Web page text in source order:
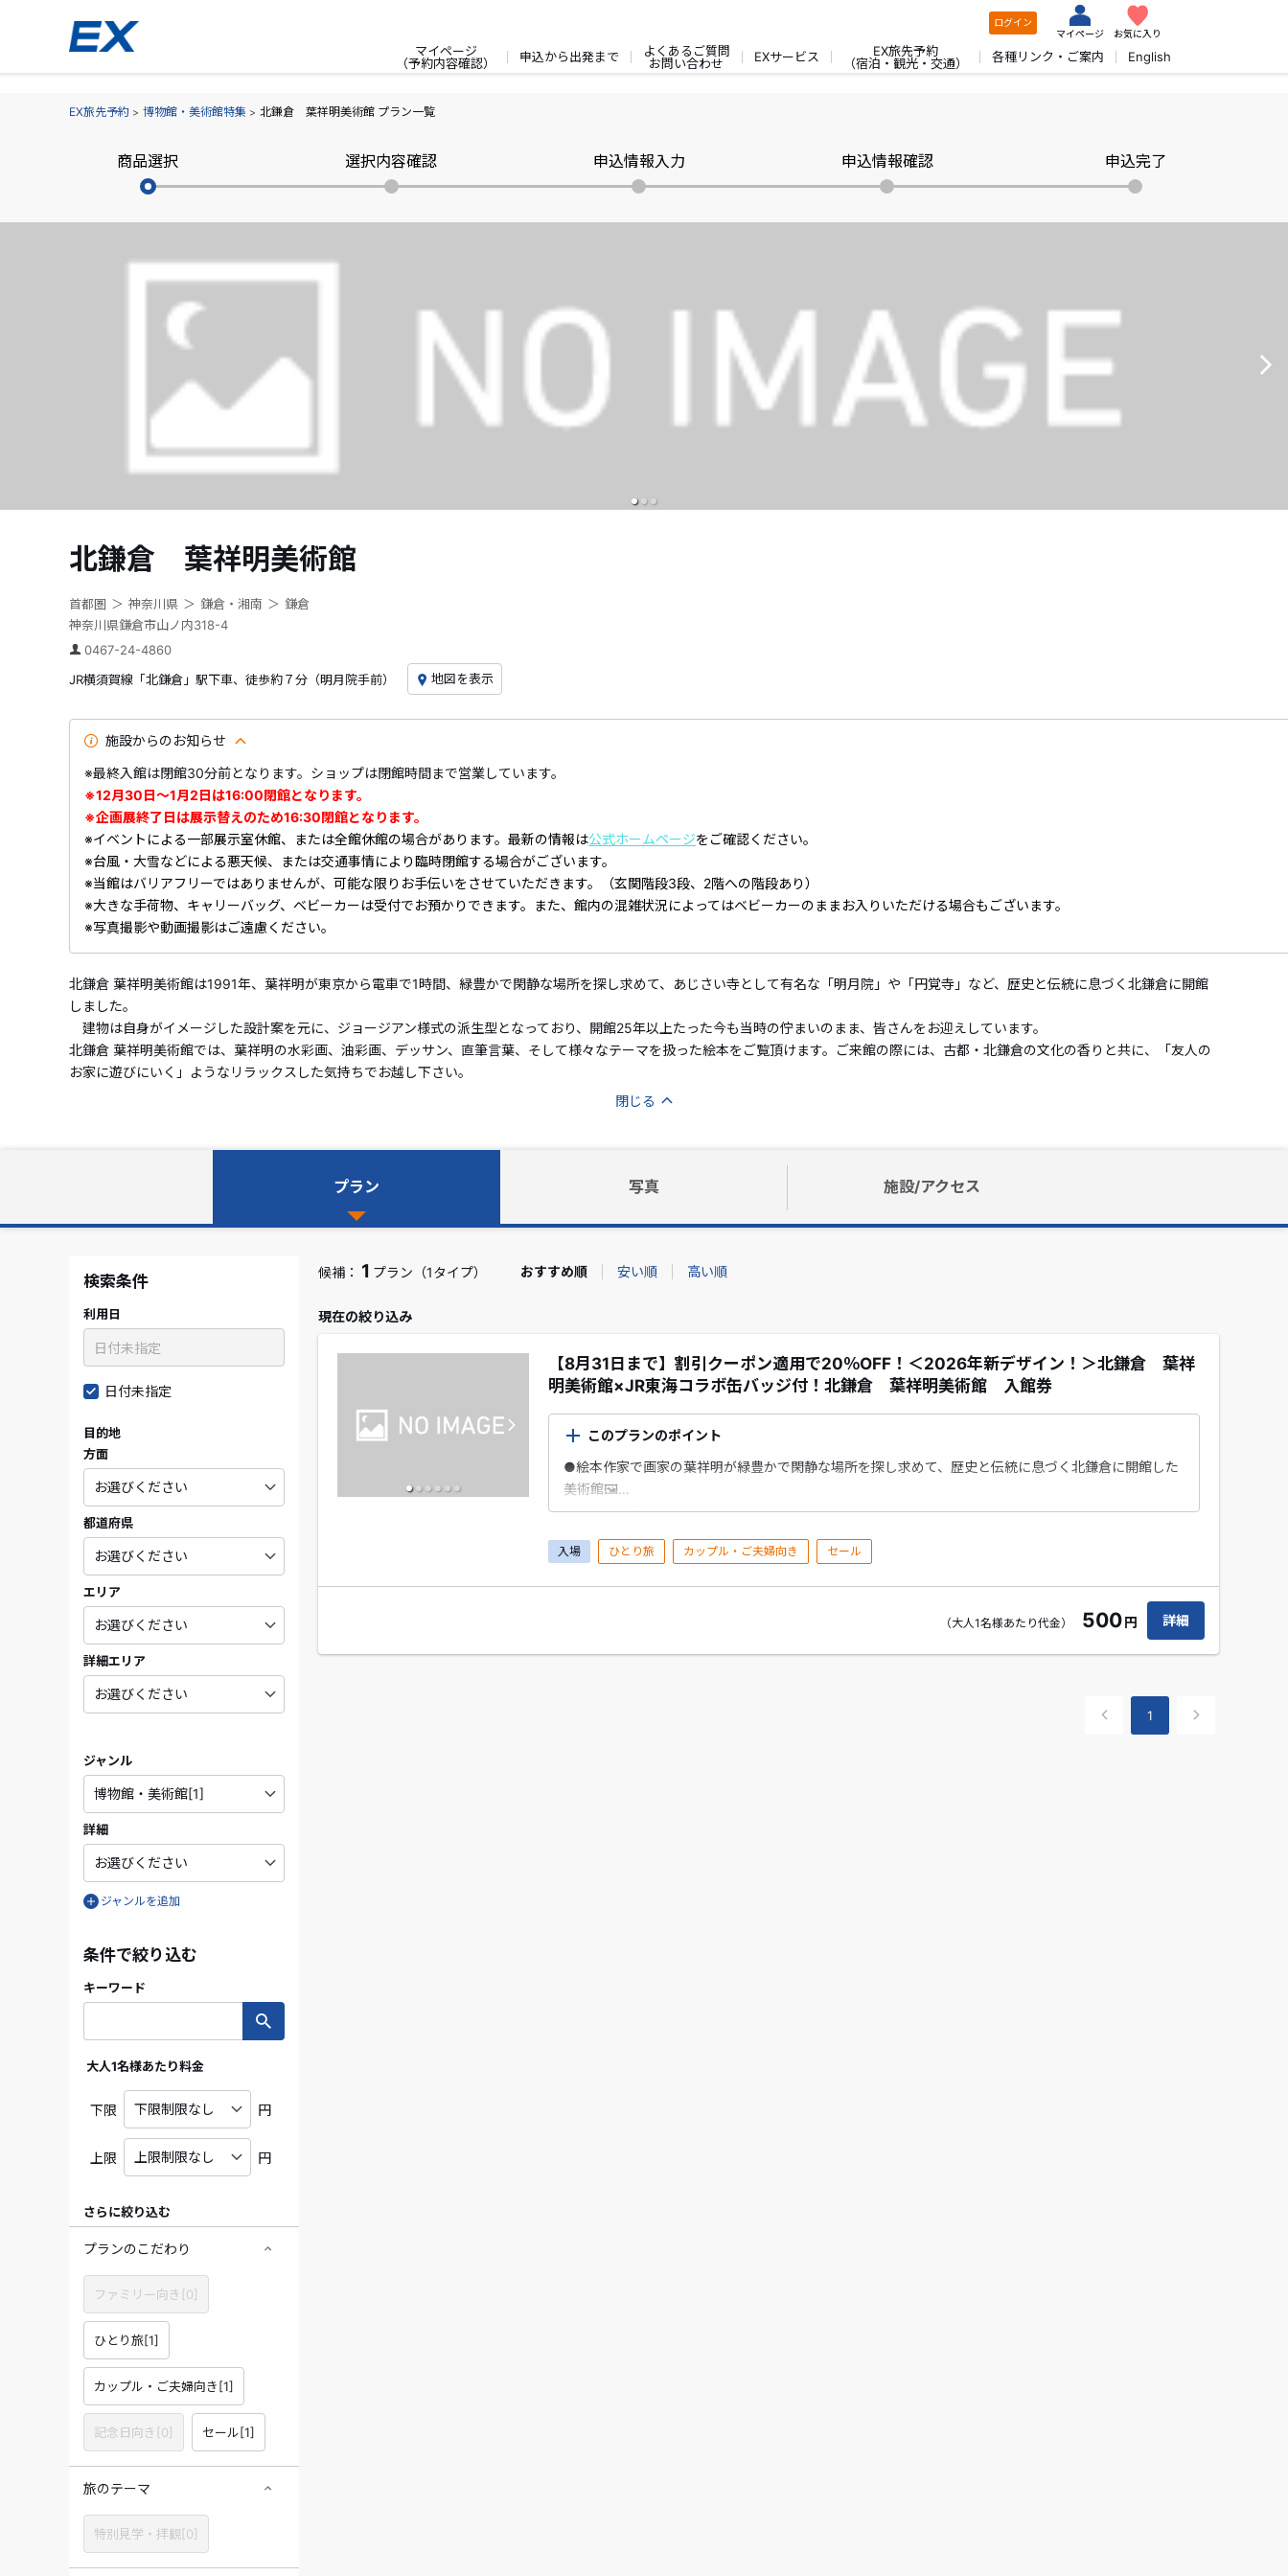
ログイン
マイページ
お気に入り
マイページ
（予約内容確認）
申込から出発まで
よくあるご質問
お問い合わせ
EXサービス
EX旅先予約
（宿泊・観光・交通）
各種リンク・ご案内 English
EX旅先予約 博物館・美術館特集 北鎌倉 葉祥明美術館 プラン一覧
商品選択 選択内容確認 申込情報入力 申込情報確認 申込完了
北鎌倉 葉祥明美術館
首都圏 神奈川県 鎌倉・湘南
鎌倉
神奈川県鎌倉市山ノ内318-4
0467-24-4860
JR横須賀線「北鎌倉」駅下車、徒歩約７分（明月院手前）
地図を表示
施設からのお知らせ
※最終入館は閉館30分前となります。ショップは閉館時間まで営業しています。
※12月30日～1月2日は16:00閉館となります。
※企画展終了日は展示替えのため16:30閉館となります。
※イベントによる一部展示室休館、または全館休館の場合があります。最新の情報は公式ホームページをご確認ください。
※台風・大雪などによる悪天候、または交通事情により臨時閉館する場合がございます。
※当館はバリアフリーではありませんが、可能な限りお手伝いをさせていただきます。（玄関階段3段、2階への階段あり）
※大きな手荷物、キャリーバッグ、ベビーカーは受付でお預かりできます。また、館内の混雑状況によってはベビーカーのままお入りいただける場合もございます。
※写真撮影や動画撮影はご遠慮ください。
閉じる
北鎌倉 葉祥明美術館は1991年、葉祥明が東京から電車で1時間、緑豊かで閑静な場所を探し求めて、あじさい寺として有名な「明月院」や「円覚寺」など、歴史と伝統に息づく北鎌倉に開館
しました。
建物は自身がイメージした設計案を元に、ジョージアン様式の派生型となっており、開館25年以上たった今も当時の佇まいのまま、皆さんをお迎えしています。
北鎌倉 葉祥明美術館では、葉祥明の水彩画、油彩画、デッサン、直筆言葉、そして様々なテーマを扱った絵本をご覧頂けます。ご来館の際には、古都・北鎌倉の文化の香りと共に、「友人の
お家に遊びにいく」ようなリラックスした気持ちでお越し下さい。
プラン 写真 施設/アクセス
検索条件
利用日
日付未指定
目的地
方面
都道府県
エリア
詳細エリア
ジャンル
詳細
ジャンルを追加
条件で絞り込む
キーワード
大人1名様あたり料金
下限 円
上限 円
さらに絞り込む
プランのこだわり
ファミリー向き[0]
ひとり旅[1]
カップル・ご夫婦向き[1]
記念日向き[0] セール[1]
旅のテーマ
特別見学・拝観[0]
現在の絞り込み
候補： 1 プラン（1タイプ） おすすめ順 安い順 高い順
【8月31日まで】割引クーポン適用で20％OFF！＜2026年新デザイン！＞北鎌倉 葉祥
明美術館×JR東海コラボ缶バッジ付！北鎌倉 葉祥明美術館 入館券
このプランのポイント
●絵本作家で画家の葉祥明が緑豊かで閑静な場所を探し求めて、歴史と伝統に息づく北鎌倉に開館した
美術館🖼
●絵本の世界とJR東海がコラボしたオリジナル缶バッジ付🎵
筆言葉、そして様々なテーマを扱った絵本をご覧ください🌊
※缶バッジは２種より当日お選びいただけます。（缶バッジの在庫状況により、絵柄をお選びいただけ
入場 ひとり旅 カップル・ご夫婦向き セール
（大人1名様あたり代金） 500円 詳細
1